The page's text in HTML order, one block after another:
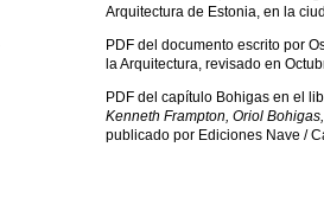
Arquitectura de Estonia, en la
PDF del documento escrito por
la Arquitectura, revisado en
PDF del capítulo Bohigas en el
Kenneth Frampton, Oriol
publicado por Ediciones Nave /